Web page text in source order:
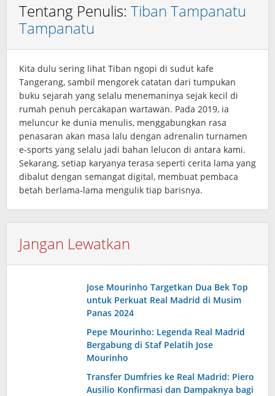
Tentang Penulis: Tiban Tampanatu
Tampanatu
Kita dulu sering lihat Tiban ngopi di sudut kafe
Tangerang, sambil mengorek catatan dari tumpukan
buku sejarah yang selalu menemaninya sejak kecil di
rumah penuh percakapan wartawan. Pada 2019, ia
meluncur ke dunia menulis, menggabungkan rasa
penasaran akan masa lalu dengan adrenalin turnamen
e‑sports yang selalu jadi bahan lelucon di antara kami.
Sekarang, setiap karyanya terasa seperti cerita lama yang
dibalut dengan semangat digital, membuat pembaca
betah berlama‑lama mengulik tiap barisnya.
Jangan Lewatkan
Jose Mourinho Targetkan Dua Bek Top
untuk Perkuat Real Madrid di Musim
Panas 2024
Pepe Mourinho: Legenda Real Madrid
Bergabung di Staf Pelatih Jose
Mourinho
Transfer Dumfries ke Real Madrid: Piero
Ausilio Konfirmasi dan Dampaknya bagi